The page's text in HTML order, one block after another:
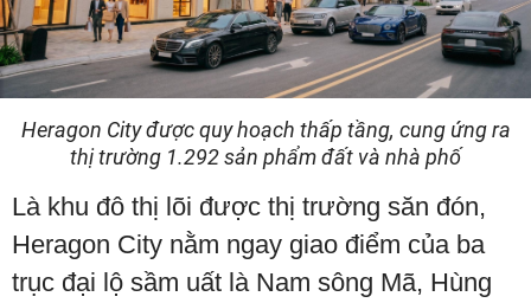
Heragon City được quy hoạch thấp tầng, cung ứng ra
thị trường 1.292 sản phẩm đất và nhà phố
Là khu đô thị lõi được thị trường săn đón,
Heragon City nằm ngay giao điểm của ba
trục đại lộ sầm uất là Nam sông Mã, Hùng